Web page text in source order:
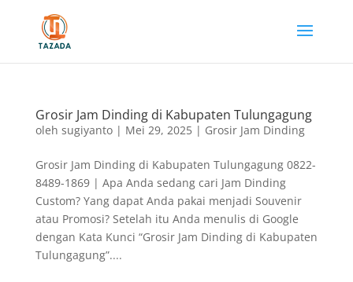
Grosir Jam Dinding di Kabupaten Tulungagung
oleh sugiyanto| Mei 29, 2025| Grosir Jam Dinding
Grosir Jam Dinding di Kabupaten Tulungagung 0822-
8489-1869 | Apa Anda sedang cari Jam Dinding
Custom? Yang dapat Anda pakai menjadi Souvenir
atau Promosi? Setelah itu Anda menulis di Google
dengan Kata Kunci “Grosir Jam Dinding di Kabupaten
Tulungagung”....